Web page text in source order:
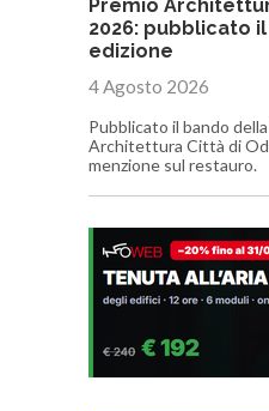
Premio
2026: pubblicato
edizione
4 Agosto 2026
Pubblicato il bando
Architettura Città di
menzione sul restauro.